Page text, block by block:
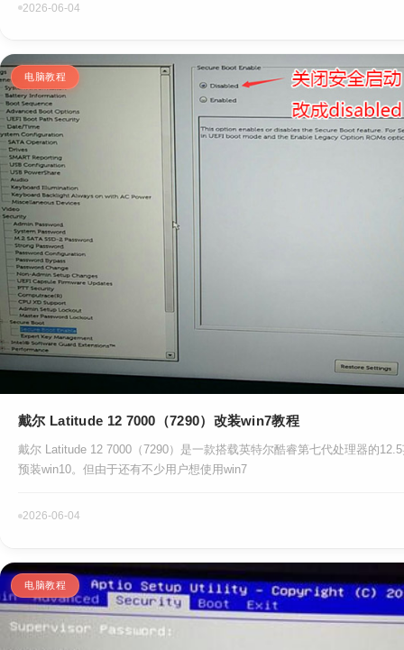
2026-06-04
电脑教程
戴尔 Latitude 12 7000（7290）改装win7教程
戴尔 Latitude 12 7000（7290）是一款搭载英特尔酷睿第七代处理器的
预装win10。但由于还有不少用户想使用win7
2026-06-04
电脑教程